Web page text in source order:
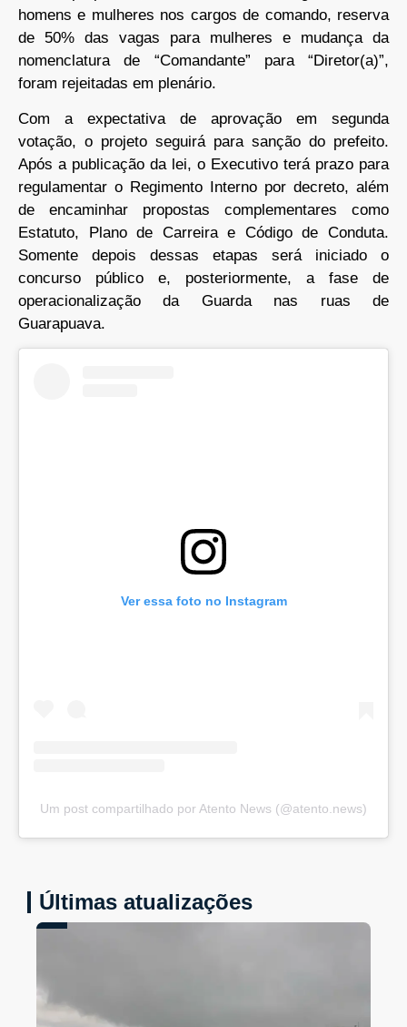
homens e mulheres nos cargos de comando, reserva
de 50% das vagas para mulheres e mudança da
nomenclatura de “Comandante” para “Diretor(a)”,
foram rejeitadas em plenário.
Com a expectativa de aprovação em segunda
votação, o projeto seguirá para sanção do prefeito.
Após a publicação da lei, o Executivo terá prazo para
regulamentar o Regimento Interno por decreto, além
de encaminhar propostas complementares como
Estatuto, Plano de Carreira e Código de Conduta.
Somente depois dessas etapas será iniciado o
concurso público e, posteriormente, a fase de
operacionalização da Guarda nas ruas de
Guarapuava.
Ver essa foto no Instagram
Um post compartilhado por Atento News (@atento.news)
Últimas atualizações